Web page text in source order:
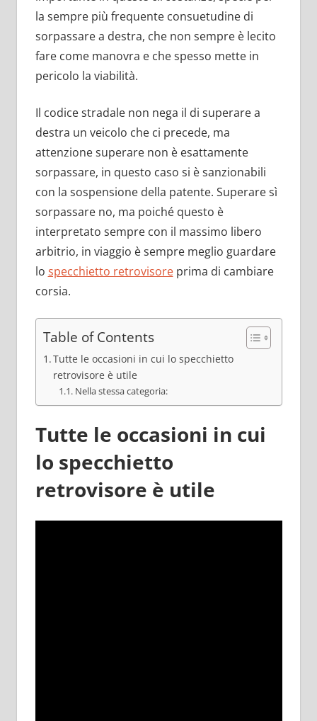
la sempre più frequente consuetudine di
sorpassare a destra, che non sempre è lecito
fare come manovra e che spesso mette in
pericolo la viabilità.
Il codice stradale non nega il di superare a
destra un veicolo che ci precede, ma
attenzione superare non è esattamente
sorpassare, in questo caso si è sanzionabili
con la sospensione della patente. Superare sì
sorpassare no, ma poiché questo è
interpretato sempre con il massimo libero
arbitrio, in viaggio è sempre meglio guardare
lo specchietto retrovisoreprima di cambiare
corsia.
Table of Contents
Tutte le occasioni in cui lo specchietto
retrovisore è utile
Nella stessa categoria:
Tutte le occasioni in cui
lo specchietto
retrovisore è utile